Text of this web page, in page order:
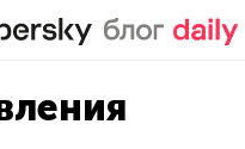
Блог Касперского